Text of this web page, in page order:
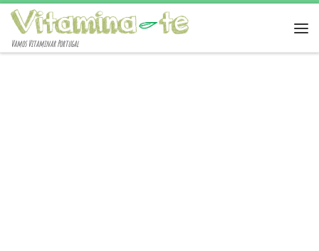
Vamos Vitaminar Portugal